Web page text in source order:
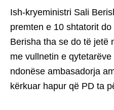
Ish-kryeministri Sali
premten e 10 shtatorit
Berisha tha se do të jetë
me vullnetin e
ndonëse ambasadorja
kërkuar hapur që PD ta